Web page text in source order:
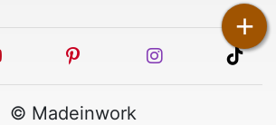
+
youtube pinterest instagram
© Madeinwork